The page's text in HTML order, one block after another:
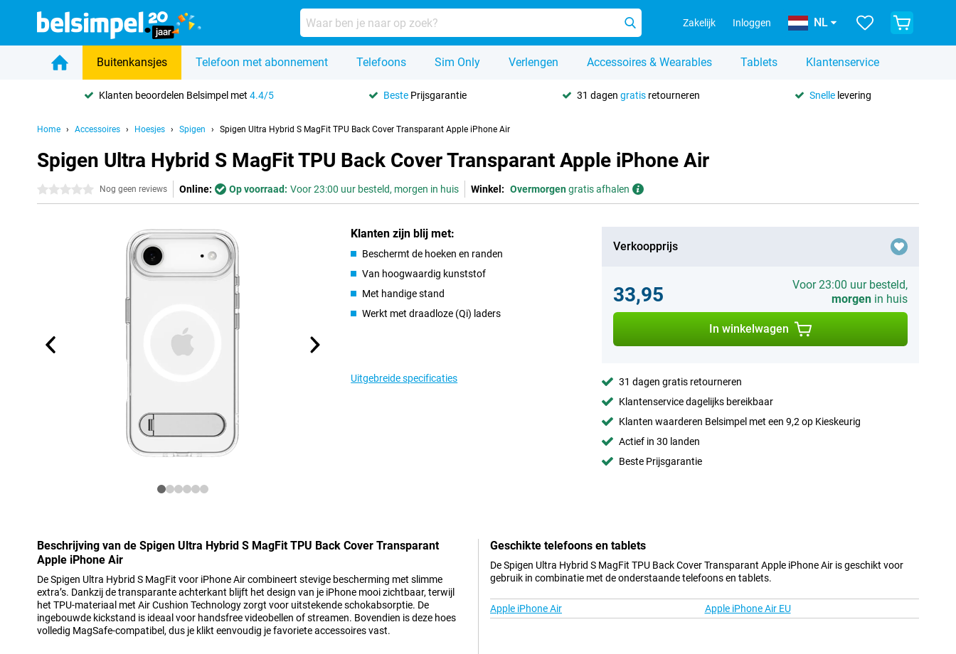
Zakelijk Inloggen NL
Buitenkansjes Telefoon met abonnement Telefoons Sim Only Verlengen Accessoires & Wearables Tablets Klantenservice
Klanten beoordelen Belsimpel met4.4/5 Beste Prijsgarantie 31 dagen gratisretourneren Snellelevering
Home Accessoires Hoesjes Spigen Spigen Ultra Hybrid S MagFit TPU Back Cover Transparant Apple iPhone Air
Spigen Ultra Hybrid S MagFit TPU Back Cover Transparant Apple iPhone Air
0 sterren Nog geen reviews Online: Op voorraad: Voor 23:00 uur besteld, morgen in huis Winkel: Overmorgengratis afhalen
Klanten zijn blij met:
Beschermt de hoeken en randen
Van hoogwaardig kunststof
Met handige stand
Werkt met draadloze (Qi) laders
Uitgebreide specificaties
Verkoopprijs
33,95
Voor 23:00 uur besteld,
morgenin huis
In winkelwagen
31 dagen gratis retourneren
Klantenservice dagelijks bereikbaar
Klanten waarderen Belsimpel met een 9,2 op Kieskeurig
Actief in 30 landen
Beste Prijsgarantie
Beschrijving van de Spigen Ultra Hybrid S MagFit TPU Back Cover Transparant
Apple iPhone Air
De Spigen Ultra Hybrid S MagFit voor iPhone Air combineert stevige bescherming met slimme
extra’s. Dankzij de transparante achterkant blijft het design van je iPhone mooi zichtbaar, terwijl
het TPU-materiaal met Air Cushion Technology zorgt voor uitstekende schokabsorptie. De
ingebouwde kickstand is ideaal voor handsfree videobellen of streamen. Bovendien is deze hoes
volledig MagSafe-compatibel, dus je klikt eenvoudig je favoriete accessoires vast.
Geschikte telefoons en tablets
De Spigen Ultra Hybrid S MagFit TPU Back Cover Transparant Apple iPhone Air is geschikt voor
gebruik in combinatie met de onderstaande telefoons en tablets.
Apple iPhone Air Apple iPhone Air EU